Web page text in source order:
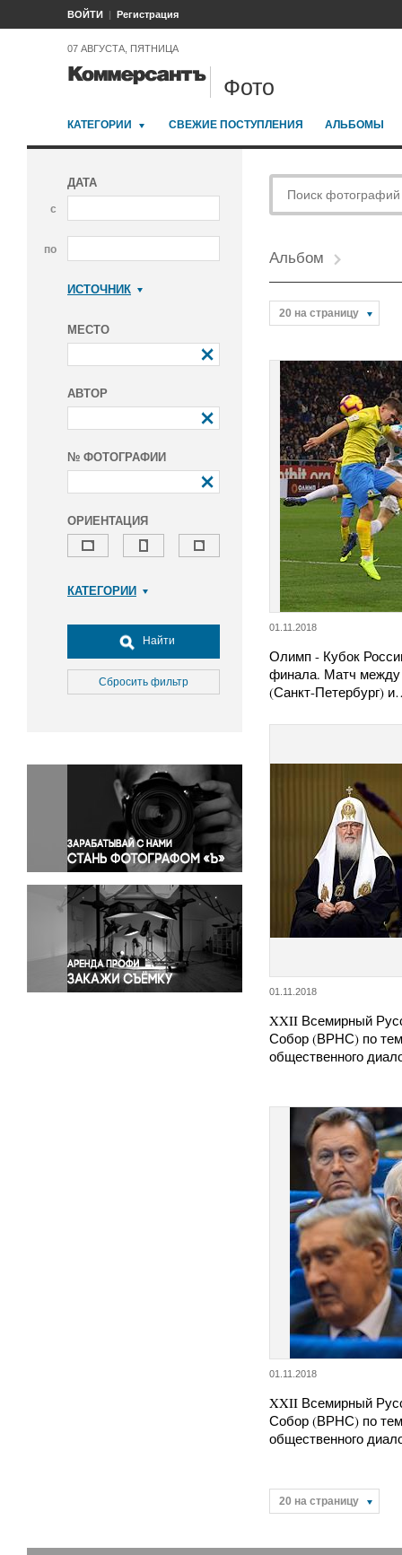
ВОЙТИ Регистрация
07 АВГУСТА, ПЯТНИЦА
Фото
КАТЕГОРИИ СВЕЖИЕ ПОСТУПЛЕНИЯ АЛЬБОМЫ
ДАТА
с
по
ИСТОЧНИК
МЕСТО
АВТОР
№ ФОТОГРАФИИ
ОРИЕНТАЦИЯ
КАТЕГОРИИ
Досуг, туризм и отдых
Культура
Медицина
Окружающая среда
Политика
Правосудие
Происшествия и конфликты
Религия
Светская жизнь
Спорт
Экология
Экономика и бизнес
Найти
Сбросить фильтр
Альбом
20 на страницу
01.11.2018
Олимп - Кубок
финала. Матч
(Санкт-Петербург)
01.11.2018
XXII Всемирный
Собор (ВРНС) по
общественного
01.11.2018
XXII Всемирный
Собор (ВРНС) по
общественного
20 на страницу